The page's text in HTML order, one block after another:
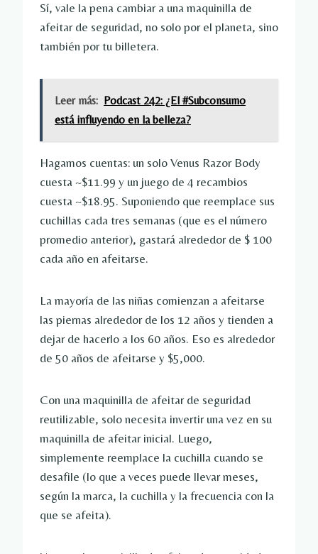
Sí, vale la pena cambiar a una maquinilla de
afeitar de seguridad, no solo por el planeta, sino
también por tu billetera.
Leer más: Podcast 242: ¿El #Subconsumo
está influyendo en la belleza?
Hagamos cuentas: un solo Venus Razor Body
cuesta ~$11.99 y un juego de 4 recambios
cuesta ~$18.95. Suponiendo que reemplace sus
cuchillas cada tres semanas (que es el número
promedio anterior), gastará alrededor de $ 100
cada año en afeitarse.
La mayoría de las niñas comienzan a afeitarse
las piernas alrededor de los 12 años y tienden a
dejar de hacerlo a los 60 años. Eso es alrededor
de 50 años de afeitarse y $5,000.
Con una maquinilla de afeitar de seguridad
reutilizable, solo necesita invertir una vez en su
maquinilla de afeitar inicial. Luego,
simplemente reemplace la cuchilla cuando se
desafile (lo que a veces puede llevar meses,
según la marca, la cuchilla y la frecuencia con la
que se afeita).